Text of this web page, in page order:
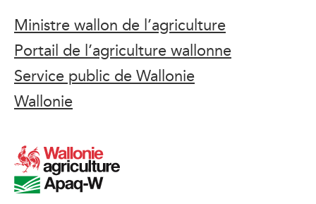
Ministre wallon de l’agriculture
Portail de l’agriculture wallonne
Service public de Wallonie
Wallonie